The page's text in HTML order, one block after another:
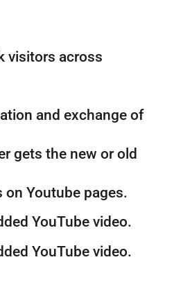
visitors across
and exchange of
gets the new or old
on Youtube pages.
YouTube video.
YouTube video.